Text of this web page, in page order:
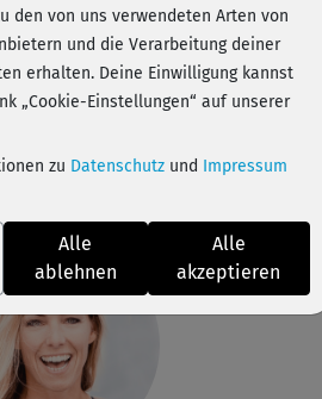
den von uns verwendeten Arten von
und die Verarbeitung deiner
erhalten. Deine Einwilligung kannst
„Cookie-Einstellungen“ auf unserer
zu Datenschutz und Impressum
Alle
ablehnen
Alle
akzeptieren